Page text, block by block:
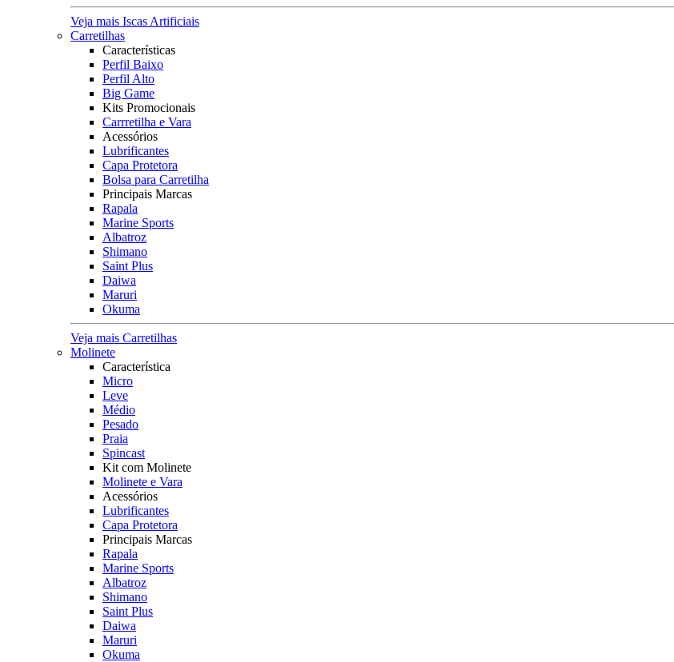
Veja mais Iscas Artificiais
Carretilhas
Características
Perfil Baixo
Perfil Alto
Big Game
Kits Promocionais
Carrretilha e Vara
Acessórios
Lubrificantes
Capa Protetora
Bolsa para Carretilha
Principais Marcas
Rapala
Marine Sports
Albatroz
Shimano
Saint Plus
Daiwa
Maruri
Okuma
Veja mais Carretilhas
Molinete
Característica
Micro
Leve
Médio
Pesado
Praia
Spincast
Kit com Molinete
Molinete e Vara
Acessórios
Lubrificantes
Capa Protetora
Principais Marcas
Rapala
Marine Sports
Albatroz
Shimano
Saint Plus
Daiwa
Maruri
Okuma